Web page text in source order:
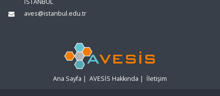
İSTANBUL
aves@istanbul.edu.tr
Ana Sayfa | AVESİS Hakkında | İletişim